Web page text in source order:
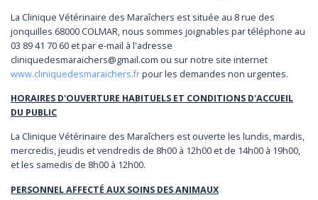
La Clinique Vétérinaire des Maraîchers est située au 8 rue des
jonquilles 68000 COLMAR, nous sommes joignables par téléphone au
03 89 41 70 60 et par e-mail à l'adresse
cliniquedesmaraichers@gmail.com ou sur notre site internet
www.cliniquedesmaraichers.frpour les demandes non urgentes.
HORAIRES D'OUVERTURE HABITUELS ET CONDITIONS D'ACCUEIL
DU PUBLIC
La Clinique Vétérinaire des Maraîchers est ouverte les lundis, mardis,
mercredis, jeudis et vendredis de 8h00 à 12h00 et de 14h00 à 19h00,
et les samedis de 8h00 à 12h00.
PERSONNEL AFFECTÉ AUX SOINS DES ANIMAUX